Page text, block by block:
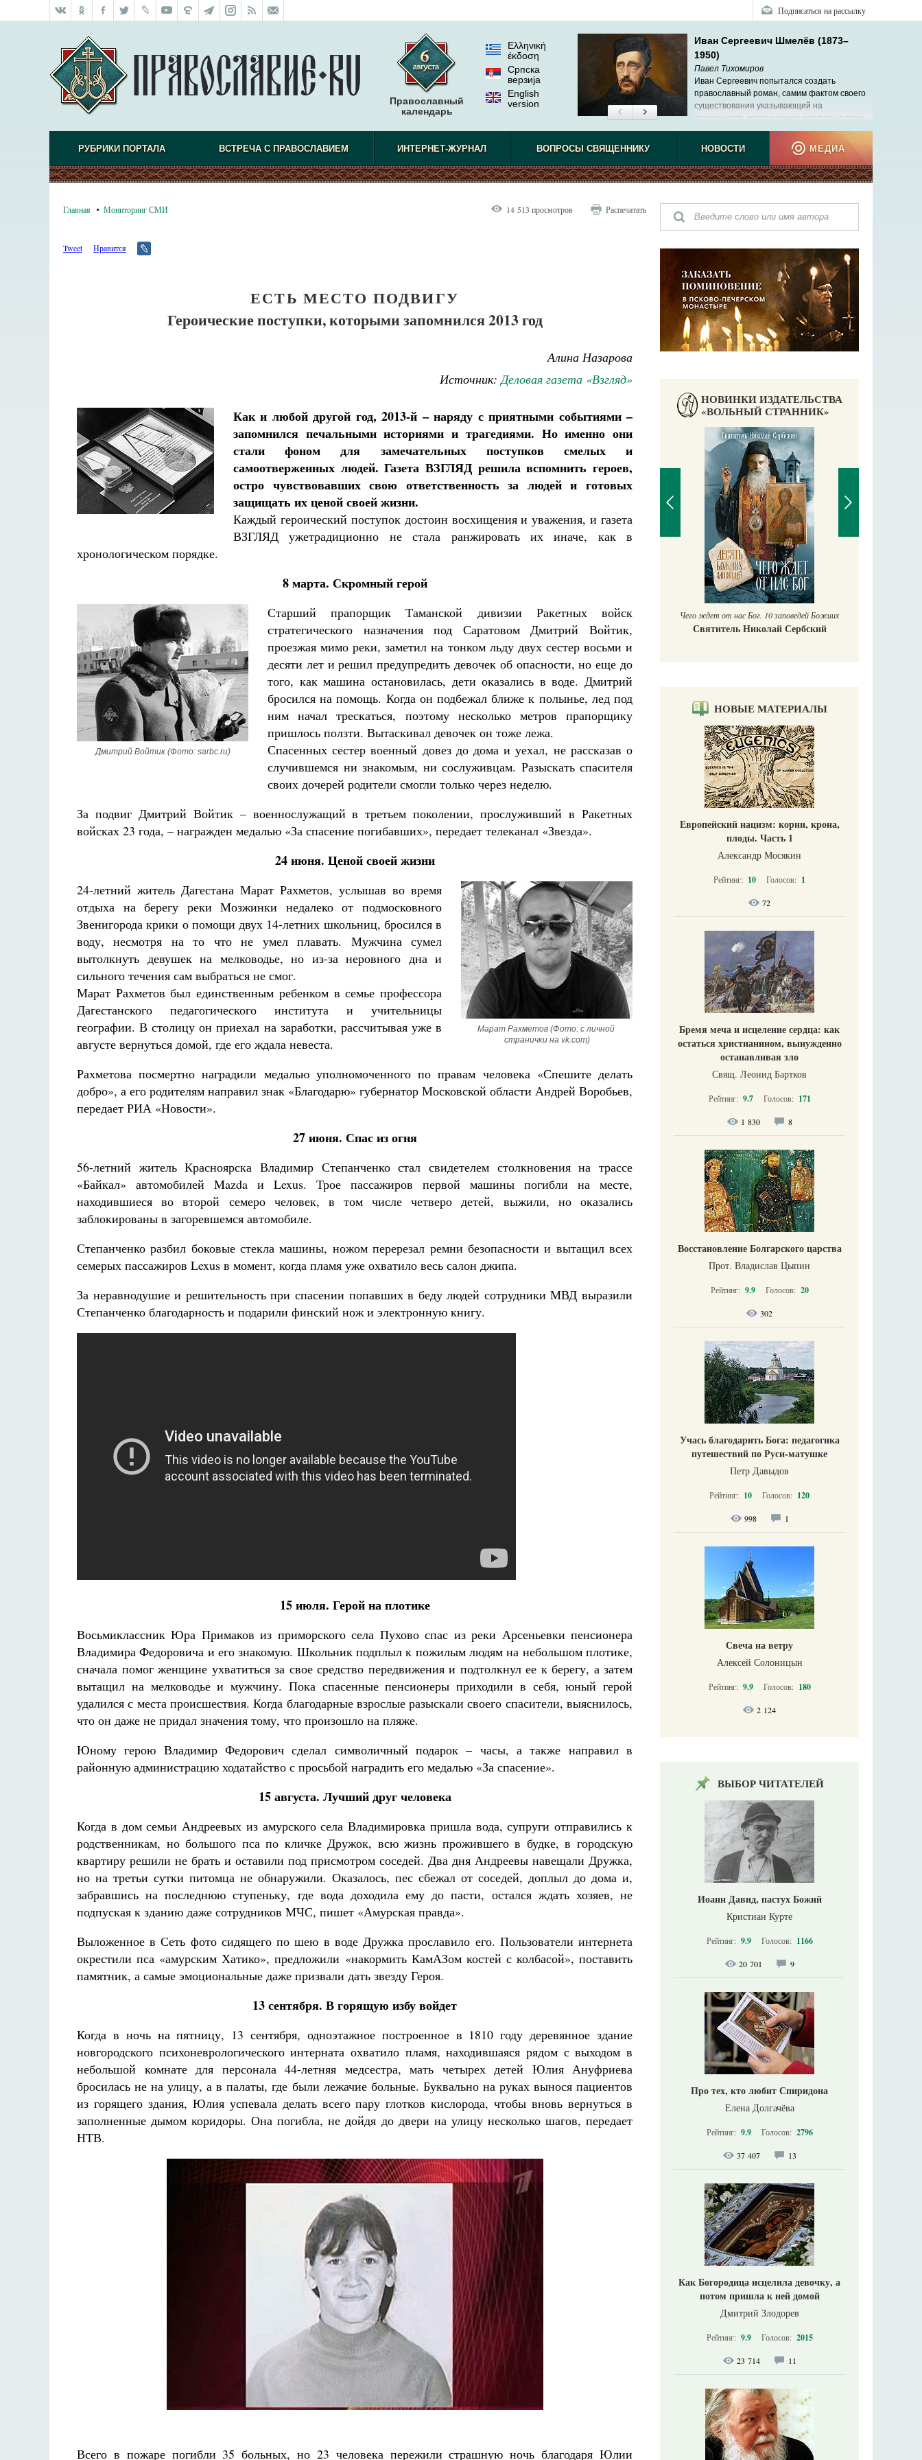
Подписаться на рассылку
Православный
календарь
Ελληνική
έκδοση
Српска
верзиjа
English
version
Иван Сергеевич Шмелёв (1873–
1950)
Павел Тихомиров
Иван Сергеевич попытался создать
православный роман, самим фактом своего
существования указывающий на
возможность возвращения культуры в лоно
Церкви.
РУБРИКИ ПОРТАЛА ВСТРЕЧА С ПРАВОСЛАВИЕМ ИНТЕРНЕТ-ЖУРНАЛ ВОПРОСЫ СВЯЩЕННИКУ НОВОСТИ МЕДИА
Главная Мониторинг СМИ 14 513 просмотров Распечатать
Tweet Нравится
ЕСТЬ МЕСТО ПОДВИГУ
Героические поступки, которыми запомнился 2013 год
Алина Назарова
Источник:Деловая газета «Взгляд»
Как и любой другой год, 2013-й – наряду с приятными событиями –
запомнился печальными историями и трагедиями. Но именно они
стали фоном для замечательных поступков смелых и
самоотверженных людей. Газета ВЗГЛЯД решила вспомнить героев,
остро чувствовавших свою ответственность за людей и готовых
защищать их ценой своей жизни.
Каждый героический поступок достоин восхищения и уважения, и газета
ВЗГЛЯД ужетрадиционно не стала ранжировать их иначе, как в
хронологическом порядке.
8 марта. Скромный герой
Дмитрий Войтик (Фото: sarbc.ru)
Старший прапорщик Таманской дивизии Ракетных войск
стратегического назначения под Саратовом Дмитрий Войтик,
проезжая мимо реки, заметил на тонком льду двух сестер восьми и
десяти лет и решил предупредить девочек об опасности, но еще до
того, как машина остановилась, дети оказались в воде. Дмитрий
бросился на помощь. Когда он подбежал ближе к полынье, лед под
ним начал трескаться, поэтому несколько метров прапорщику
пришлось ползти. Вытаскивал девочек он тоже лежа.
Спасенных сестер военный довез до дома и уехал, не рассказав о
случившемся ни знакомым, ни сослуживцам. Разыскать спасителя
своих дочерей родители смогли только через неделю.
За подвиг Дмитрий Войтик – военнослужащий в третьем поколении, прослуживший в Ракетных
войсках 23 года, – награжден медалью «За спасение погибавших», передает телеканал «Звезда».
24 июня. Ценой своей жизни
Марат Рахметов (Фото: с личной
странички на vk.com)
24-летний житель Дагестана Марат Рахметов, услышав во время
отдыха на берегу реки Мозжинки недалеко от подмосковного
Звенигорода крики о помощи двух 14-летних школьниц, бросился в
воду, несмотря на то что не умел плавать. Мужчина сумел
вытолкнуть девушек на мелководье, но из-за неровного дна и
сильного течения сам выбраться не смог.
Марат Рахметов был единственным ребенком в семье профессора
Дагестанского педагогического института и учительницы
географии. В столицу он приехал на заработки, рассчитывая уже в
августе вернуться домой, где его ждала невеста.
Рахметова посмертно наградили медалью уполномоченного по правам человека «Спешите делать
добро», а его родителям направил знак «Благодарю» губернатор Московской области Андрей Воробьев,
передает РИА «Новости».
27 июня. Спас из огня
56-летний житель Красноярска Владимир Степанченко стал свидетелем столкновения на трассе
«Байкал» автомобилей Mazda и Lexus. Трое пассажиров первой машины погибли на месте,
находившиеся во второй семеро человек, в том числе четверо детей, выжили, но оказались
заблокированы в загоревшемся автомобиле.
Степанченко разбил боковые стекла машины, ножом перерезал ремни безопасности и вытащил всех
семерых пассажиров Lexus в момент, когда пламя уже охватило весь салон джипа.
За неравнодушие и решительность при спасении попавших в беду людей сотрудники МВД выразили
Степанченко благодарность и подарили финский нож и электронную книгу.
15 июля. Герой на плотике
Восьмиклассник Юра Примаков из приморского села Пухово спас из реки Арсеньевки пенсионера
Владимира Федоровича и его знакомую. Школьник подплыл к пожилым людям на небольшом плотике,
сначала помог женщине ухватиться за свое средство передвижения и подтолкнул ее к берегу, а затем
вытащил на мелководье и мужчину. Пока спасенные пенсионеры приходили в себя, юный герой
удалился с места происшествия. Когда благодарные взрослые разыскали своего спасители, выяснилось,
что он даже не придал значения тому, что произошло на пляже.
Юному герою Владимир Федорович сделал символичный подарок – часы, а также направил в
районную администрацию ходатайство с просьбой наградить его медалью «За спасение».
15 августа. Лучший друг человека
Когда в дом семьи Андреевых из амурского села Владимировка пришла вода, супруги отправились к
родственникам, но большого пса по кличке Дружок, всю жизнь прожившего в будке, в городскую
квартиру решили не брать и оставили под присмотром соседей. Два дня Андреевы навещали Дружка,
но на третьи сутки питомца не обнаружили. Оказалось, пес сбежал от соседей, доплыл до дома и,
забравшись на последнюю ступеньку, где вода доходила ему до пасти, остался ждать хозяев, не
подпуская к зданию даже сотрудников МЧС, пишет «Амурская правда».
Выложенное в Сеть фото сидящего по шею в воде Дружка прославило его. Пользователи интернета
окрестили пса «амурским Хатико», предложили «накормить КамАЗом костей с колбасой», поставить
памятник, а самые эмоциональные даже призвали дать звезду Героя.
13 сентября. В горящую избу войдет
Когда в ночь на пятницу, 13 сентября, одноэтажное построенное в 1810 году деревянное здание
новгородского психоневрологического интерната охватило пламя, находившаяся рядом с выходом в
небольшой комнате для персонала 44-летняя медсестра, мать четырех детей Юлия Ануфриева
бросилась не на улицу, а в палаты, где были лежачие больные. Буквально на руках вынося пациентов
из горящего здания, Юлия успевала делать всего пару глотков кислорода, чтобы вновь вернуться в
заполненные дымом коридоры. Она погибла, не дойдя до двери на улицу несколько шагов, передает
НТВ.
Всего в пожаре погибли 35 больных, но 23 человека пережили страшную ночь благодаря Юлии
НОВИНКИ ИЗДАТЕЛЬСТВА
«ВОЛЬНЫЙ СТРАННИК»
Разлуки не будет
Фредерика де Грааф Как найти своё место в жизни
Кирилл Мурышев
Роман Котов Чего ждет от нас Бог. 10 заповедей Божиих
Святитель Николай Сербский
НОВЫЕ МАТЕРИАЛЫ
Европейский нацизм: корни, крона,
плоды. Часть 1
Александр Мосякин
Рейтинг: 10 Голосов: 1
72
Бремя меча и исцеление сердца: как
остаться христианином, вынужденно
останавливая зло
Свящ. Леонид Бартков
Рейтинг: 9.7 Голосов: 171
1 830 8
Восстановление Болгарского царства
Прот. Владислав Цыпин
Рейтинг: 9.9 Голосов: 20
302
Учась благодарить Бога: педагогика
путешествий по Руси-матушке
Петр Давыдов
Рейтинг: 10 Голосов: 120
998 1
Свеча на ветру
Алексей Солоницын
Рейтинг: 9.9 Голосов: 180
2 124
ВЫБОР ЧИТАТЕЛЕЙ
Иоанн Давид, пастух Божий
Кристиан Курте
Рейтинг: 9.9 Голосов: 1166
20 701 9
Про тех, кто любит Спиридона
Елена Долгачёва
Рейтинг: 9.9 Голосов: 2796
37 407 13
Как Богородица исцелила девочку, а
потом пришла к ней домой
Дмитрий Злодорев
Рейтинг: 9.9 Голосов: 2015
23 714 11